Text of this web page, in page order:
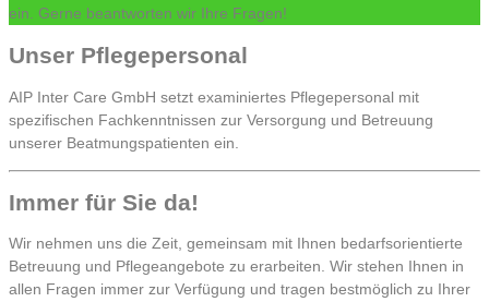
ein. Gerne beantworten wir Ihre Fragen!
Unser Pflegepersonal
AIP Inter Care GmbH setzt examiniertes Pflegepersonal mit
spezifischen Fachkenntnissen zur Versorgung und Betreuung
unserer Beatmungspatienten ein.
Immer für Sie da!
Wir nehmen uns die Zeit, gemeinsam mit Ihnen bedarfsorientierte
Betreuung und Pflegeangebote zu erarbeiten. Wir stehen Ihnen in
allen Fragen immer zur Verfügung und tragen bestmöglich zu Ihrer